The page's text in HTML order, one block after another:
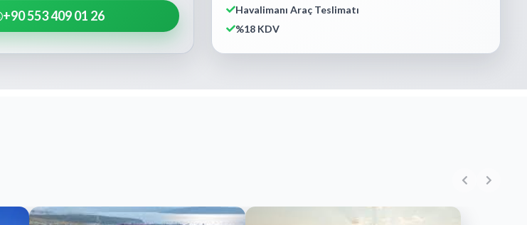
+90 553 409 01 26
Havalimanı Araç Teslimatı
%18 KDV